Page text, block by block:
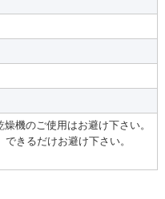
機のご使用はお避け下さい。
きるだけお避け下さい。